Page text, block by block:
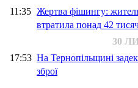
11:35 Жертва фішингу:
втратила понад 42
30
17:53 На Тернопільщині
зброї